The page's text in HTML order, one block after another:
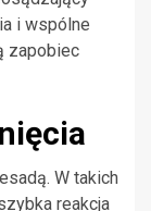
i wspólne
zapobiec
W takich
reakcja